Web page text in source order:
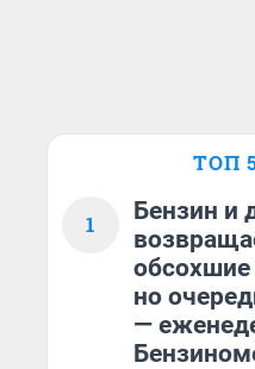
ТОП
1
Бензин и
обсохшие
но
—